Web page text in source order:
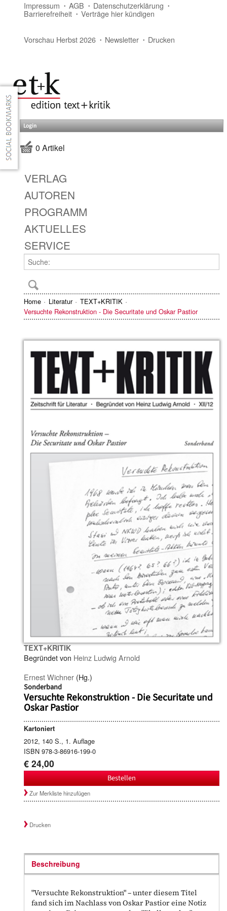
Impressum AGB Datenschutzerklärung
Barrierefreiheit Verträge hier kündigen
Vorschau Herbst 2026 Newsletter Drucken
Login
0 Artikel
VERLAG
AUTOREN
PROGRAMM
AKTUELLES
SERVICE
Home Literatur
TEXT+KRITIK
Versuchte Rekonstruktion - Die Securitate und Oskar Pastior
TEXT+KRITIK
Begründet von Heinz Ludwig Arnold
Ernest Wichner (Hg.)
Sonderband
Versuchte Rekonstruktion - Die Securitate und
Oskar Pastior
Kartoniert
2012, 140 S., 1. Auflage
ISBN 978-3-86916-199-0
€ 24,00
Bestellen
Zur Merkliste hinzufügen
Drucken
Beschreibung
"Versuchte Rekonstruktion" – unter diesem Titel
fand sich im Nachlass von Oskar Pastior eine Notiz